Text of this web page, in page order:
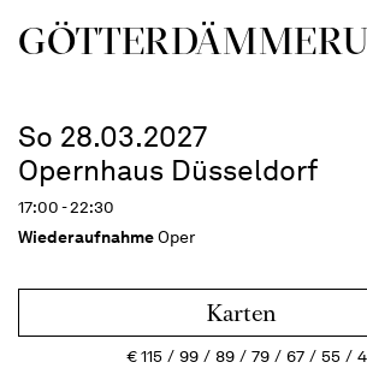
So 28.03.2027
Opernhaus Düsseldorf
17:00 - 22:30
WiederaufnahmeOper
Karten
€115 99 89 79 67 55